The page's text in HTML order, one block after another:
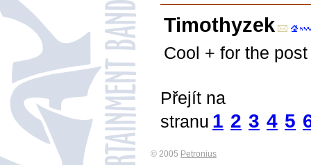
Timothyzek
Cool + for the post
Přejít na
stranu 1 2 3 4 5
© 2005 Petronius